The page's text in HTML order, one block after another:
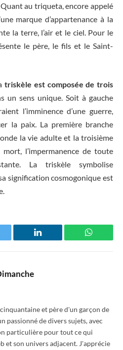
au triqueta, encore appelé
marque d’appartenance à la
la terre, l’air et le ciel. Pour le
le père, le fils et le Saint-
triskèle est composée de trois
un sens unique. Soit à gauche
l’imminence d’une guerre,
la paix. La première branche
la vie adulte et la troisième
l’impermanence de toute
La triskèle symbolise
signification cosmogonique est
LinkedIn
et père d'un garçon de
passionné de divers sujets, avec
particulière pour tout ce qui
et son univers adjacent. J'apprécie